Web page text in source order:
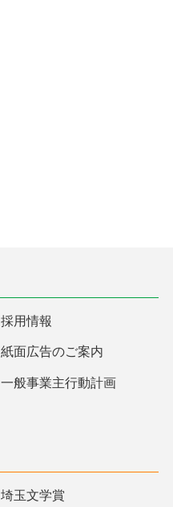
採用情報
紙面広告のご案内
一般事業主行動計画
埼玉文学賞